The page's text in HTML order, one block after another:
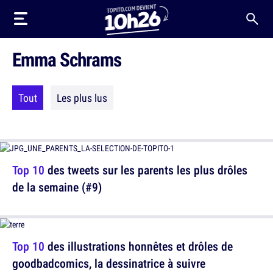
Emma Schrams
Tout Les plus lus
Top 10 des tweets sur les parents les plus drôles
de la semaine (#9)
Top 10 des illustrations honnêtes et drôles de
goodbadcomics, la dessinatrice à suivre